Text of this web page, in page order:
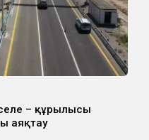
– құрылысы
аяқтау